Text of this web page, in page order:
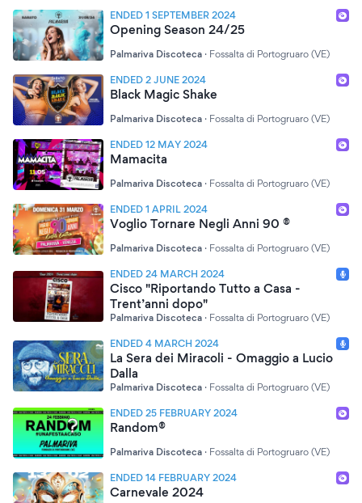
ENDED 1 SEPTEMBER 2024
Opening Season 24/25
Palmariva Discoteca · Fossalta di Portogruaro (VE)
ENDED 2 JUNE 2024
Black Magic Shake
Palmariva Discoteca · Fossalta di Portogruaro (VE)
ENDED 12 MAY 2024
Mamacita
Palmariva Discoteca · Fossalta di Portogruaro (VE)
ENDED 1 APRIL 2024
Voglio Tornare Negli Anni 90 ®
Palmariva Discoteca · Fossalta di Portogruaro (VE)
ENDED 24 MARCH 2024
Cisco "Riportando Tutto a Casa -
Trent’anni dopo"
Palmariva Discoteca · Fossalta di Portogruaro (VE)
ENDED 4 MARCH 2024
La Sera dei Miracoli - Omaggio a Lucio
Dalla
Palmariva Discoteca · Fossalta di Portogruaro (VE)
ENDED 25 FEBRUARY 2024
Random®
Palmariva Discoteca · Fossalta di Portogruaro (VE)
ENDED 14 FEBRUARY 2024
Carnevale 2024